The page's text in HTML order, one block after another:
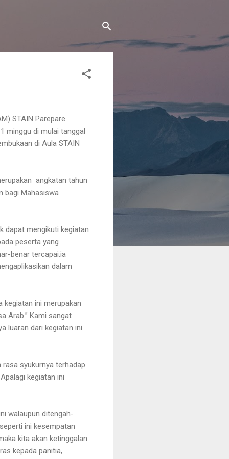
STAIN Parepare
minggu di mulai tanggal
di Aula STAIN
angkatan tahun
bagi Mahasiswa
dapat mengikuti kegiatan
peserta yang
benar tercapai.ia
dalam
kegiatan ini merupakan
Arab.” Kami sangat
luaran dari kegiatan ini
rasa syukurnya terhadap
kegiatan ini
walaupun ditengah-
ini kesempatan
kita akan ketinggalan.
kepada panitia,